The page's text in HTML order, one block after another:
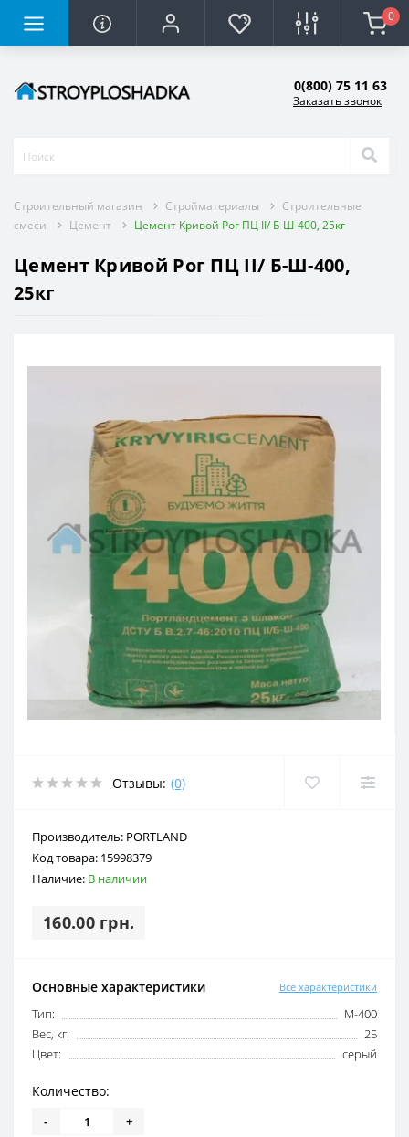
0
0(800) 75 11 63
Заказать звонок
Строительный магазин Стройматериалы
Строительные
смеси
Цемент Цемент Кривой Рог ПЦ II/ Б-Ш-400, 25кг
Цемент Кривой Рог ПЦ II/ Б-Ш-400,
25кг
Отзывы: (0)
Производитель: PORTLAND
Код товара: 15998379
Наличие: В наличии
160.00 грн.
Основные характеристики Все характеристики
Тип:
М-400
Вес, кг:
25
Цвет:
серый
Количество:
- +